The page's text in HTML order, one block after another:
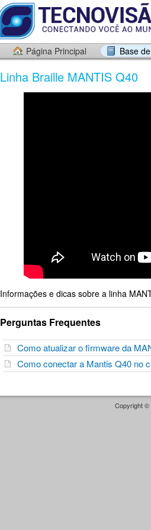
Página Principal Base
Linha Braille MANTIS Q40
Informações e dicas sobre a linha
Perguntas Frequentes
Como atualizar o firmware da
Como conectar a Mantis Q40 no
Copyright ©